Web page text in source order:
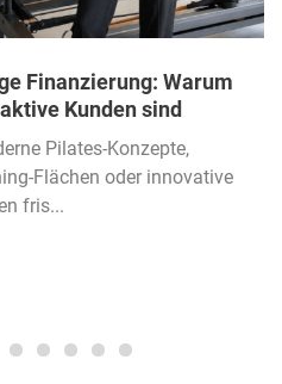
Finanzierung: Warum
Kunden sind
Pilates-Konzepte,
Flächen oder innovative
fris...